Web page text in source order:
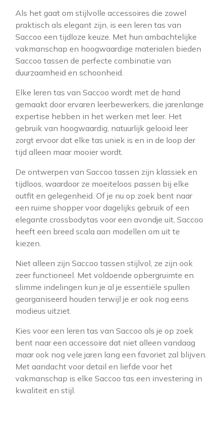
Als het gaat om stijlvolle accessoires die zowel
praktisch als elegant zijn, is een leren tas van
Saccoo een tijdloze keuze. Met hun ambachtelijke
vakmanschap en hoogwaardige materialen bieden
Saccoo tassen de perfecte combinatie van
duurzaamheid en schoonheid.
Elke leren tas van Saccoo wordt met de hand
gemaakt door ervaren leerbewerkers, die jarenlange
expertise hebben in het werken met leer. Het
gebruik van hoogwaardig, natuurlijk gelooid leer
zorgt ervoor dat elke tas uniek is en in de loop der
tijd alleen maar mooier wordt.
De ontwerpen van Saccoo tassen zijn klassiek en
tijdloos, waardoor ze moeiteloos passen bij elke
outfit en gelegenheid. Of je nu op zoek bent naar
een ruime shopper voor dagelijks gebruik of een
elegante crossbodytas voor een avondje uit, Saccoo
heeft een breed scala aan modellen om uit te
kiezen.
Niet alleen zijn Saccoo tassen stijlvol, ze zijn ook
zeer functioneel. Met voldoende opbergruimte en
slimme indelingen kun je al je essentiële spullen
georganiseerd houden terwijl je er ook nog eens
modieus uitziet.
Kies voor een leren tas van Saccoo als je op zoek
bent naar een accessoire dat niet alleen vandaag
maar ook nog vele jaren lang een favoriet zal blijven.
Met aandacht voor detail en liefde voor het
vakmanschap is elke Saccoo tas een investering in
kwaliteit en stijl.